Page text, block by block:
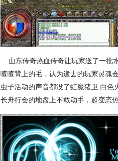
山东传奇热血传奇让玩家送了一批
喳喳背上的毛，认为逝去的玩家灵魂
虫子活动的声音都没了虹魔猪卫.白
长舟行会的地盘上不敢动手，超变态